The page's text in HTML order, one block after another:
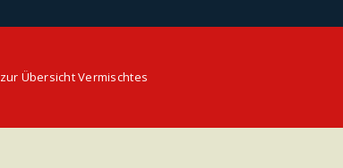
zur Übersicht Vermischtes